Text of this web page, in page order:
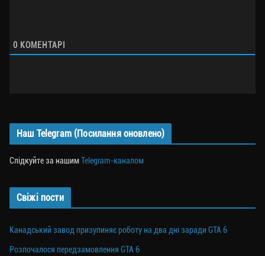
0 КОМЕНТАРІ
Наш Telegram (Посилання оновлено)
Слідкуйте за нашимTelegram-каналом
Свіжі пости
Канадський завод призупиняє роботу на два дні заради GTA 6
Розпочалося передзамовлення GTA 6